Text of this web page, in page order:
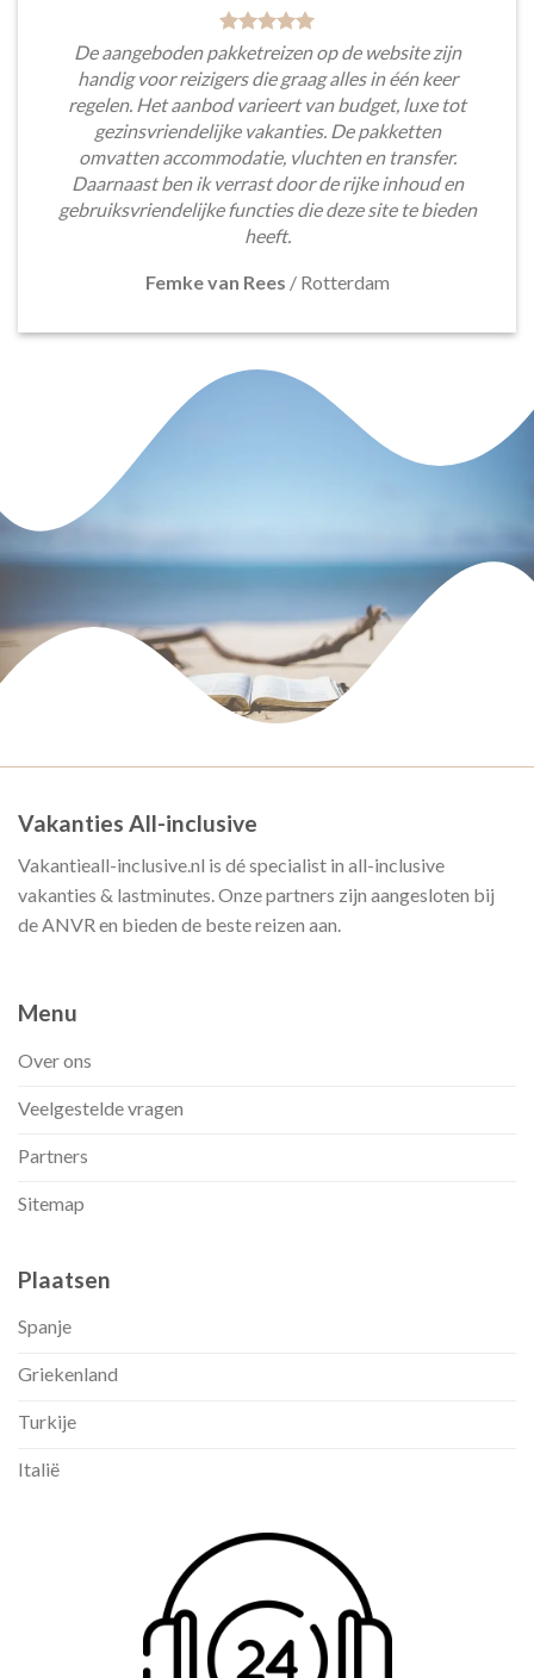
De aangeboden pakketreizen op de website zijn
handig voor reizigers die graag alles in één keer
regelen. Het aanbod varieert van budget, luxe tot
gezinsvriendelijke vakanties. De pakketten
omvatten accommodatie, vluchten en transfer.
Daarnaast ben ik verrast door de rijke inhoud en
gebruiksvriendelijke functies die deze site te bieden
heeft.
Femke van Rees / Rotterdam
Vakanties All-inclusive
Vakantieall-inclusive.nl is dé specialist in all-inclusive
vakanties & lastminutes. Onze partners zijn aangesloten bij
de ANVR en bieden de beste reizen aan.
Menu
Over ons
Veelgestelde vragen
Partners
Sitemap
Plaatsen
Spanje
Griekenland
Turkije
Italië